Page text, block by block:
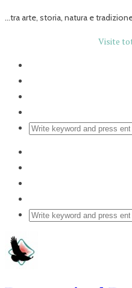
...tra arte, storia, natura e
Visite